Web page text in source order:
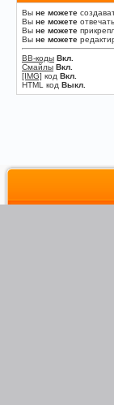
Вы не можете
Вы не можете
Вы не можете
Вы не можете
BB-коды Вкл.
Смайлы Вкл.
[IMG] код Вкл.
HTML код Выкл.